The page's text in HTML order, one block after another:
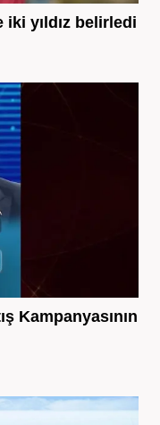
yıldız belirledi
Kampanyasının